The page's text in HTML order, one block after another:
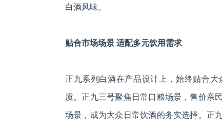
白酒风味。
贴合市场场景 适配多元饮用需求
正九系列白酒在产品设计上，始终贴合
质。正九三号聚焦日常口粮场景，售价亲
场景，成为大众日常饮酒的务实选择。正